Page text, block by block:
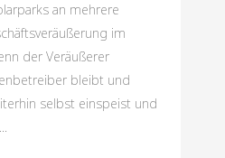
an mehrere
im
der Veräußerer
bleibt und
selbst einspeist und